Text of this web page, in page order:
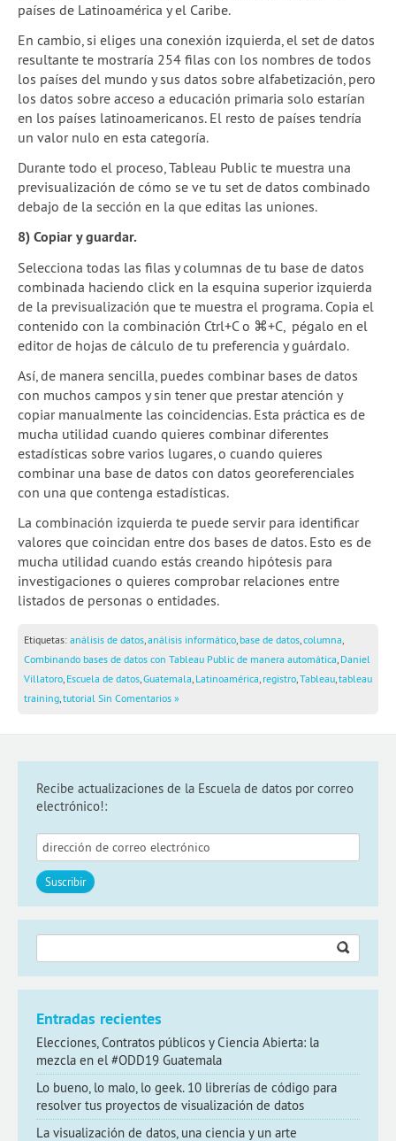
países de Latinoamérica y el Caribe.
En cambio, si eliges una conexión izquierda, el set de datos
resultante te mostraría 254 filas con los nombres de todos
los países del mundo y sus datos sobre alfabetización, pero
los datos sobre acceso a educación primaria solo estarían
en los países latinoamericanos. El resto de países tendría
un valor nulo en esta categoría.
Durante todo el proceso, Tableau Public te muestra una
previsualización de cómo se ve tu set de datos combinado
debajo de la sección en la que editas las uniones.
8) Copiar y guardar.
Selecciona todas las filas y columnas de tu base de datos
combinada haciendo click en la esquina superior izquierda
de la previsualización que te muestra el programa. Copia el
contenido con la combinación Ctrl+C o ⌘+C, pégalo en el
editor de hojas de cálculo de tu preferencia y guárdalo.
Así, de manera sencilla, puedes combinar bases de datos
con muchos campos y sin tener que prestar atención y
copiar manualmente las coincidencias. Esta práctica es de
mucha utilidad cuando quieres combinar diferentes
estadísticas sobre varios lugares, o cuando quieres
combinar una base de datos con datos georeferenciales
con una que contenga estadísticas.
La combinación izquierda te puede servir para identificar
valores que coincidan entre dos bases de datos. Esto es de
mucha utilidad cuando estás creando hipótesis para
investigaciones o quieres comprobar relaciones entre
listados de personas o entidades.
Etiquetas: análisis de datos,análisis informático, base de datos,columna,
Combinando bases de datos con Tableau Public de manera automática, Daniel
Villatoro, Escuela de datos,Guatemala, Latinoamérica, registro,Tableau,tableau
training,tutorial Sin Comentarios »
Recibe actualizaciones de la Escuela de datos por correo
electrónico!:
Entradas recientes
Elecciones, Contratos públicos y Ciencia Abierta: la
mezcla en el #ODD19 Guatemala
Lo bueno, lo malo, lo geek. 10 librerías de código para
resolver tus proyectos de visualización de datos
La visualización de datos, una ciencia y un arte